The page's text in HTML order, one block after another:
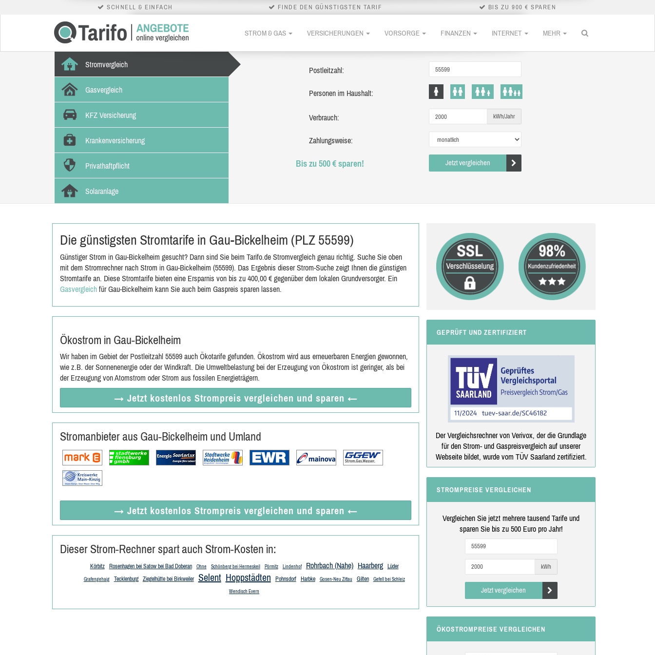
SCHNELL & EINFACH FINDE DEN GÜNSTIGSTEN TARIF BIS ZU 900 € SPAREN
STROM & GAS VERSICHERUNGEN VORSORGE FINANZEN INTERNET MEHR
Stromvergleich
Gasvergleich
KFZ Versicherung
Krankenversicherung
Privathaftpflicht
Solaranlage
Postleitzahl:
Personen im Haushalt:
Verbrauch: kWh/Jahr
Zahlungsweise:
Bis zu 500 € sparen! Jetzt vergleichen
Die günstigsten Stromtarife in Gau-Bickelheim (PLZ 55599)
Günstiger Strom in Gau-Bickelheim gesucht? Dann sind Sie beim Tarifo.de Stromvergleich genau richtig. Suche Sie oben
mit dem Stromrechner nach Strom in Gau-Bickelheim (55599). Das Ergebnis dieser Strom-Suche zeigt Ihnen die günstigen
Stromtarife an. Diese Stromtarife bieten eine Ersparnis von bis zu 400,00 € gegenüber dem lokalen Grundversorger. Ein
Gasvergleich für Gau-Bickelheim kann Sie auch beim Gaspreis sparen lassen.
Ökostrom in Gau-Bickelheim
Wir haben im Gebiet der Postleitzahl 55599 auch Ökotarife gefunden. Ökostrom wird aus erneuerbaren Energien gewonnen,
wie z.B. der Sonnenenergie oder der Windkraft. Die Umweltbelastung bei der Erzeugung von Ökostrom ist geringer, als bei
der Erzeugung von Atomstrom oder Strom aus fossilen Energieträgern.
→ Jetzt kostenlos Strompreis vergleichen und sparen ←
Stromanbieter aus Gau-Bickelheim und Umland
→ Jetzt kostenlos Strompreis vergleichen und sparen ←
Dieser Strom-Rechner spart auch Strom-Kosten in:
Körbitz Rosenhagen bei Satow bei Bad Doberan Ohne Schönberg bei Hermeskeil Pörmitz Lindenhof Rohrbach (Nahe) Haarberg Lüder
Grafengehaig Tecklenburg Ziegelhütte bei Birkweiler Selent Hoppstädten Pohnsdorf Harbke Gosen-Neu Zittau Gilten Gefell bei Schleiz
Wendisch Evern
GEPRÜFT UND ZERTIFIZIERT
Der Vergleichsrechner von Verivox, der die Grundlage
für den Strom- und Gaspreisvergleich auf unserer
Webseite bildet, wurde vom TÜV Saarland zertifiziert.
STROMPREISE VERGLEICHEN
Vergleichen Sie jetzt mehrere tausend Tarife und
sparen Sie bis zu 500 Euro pro Jahr!
kWh
Jetzt vergleichen
ÖKOSTROMPREISE VERGLEICHEN